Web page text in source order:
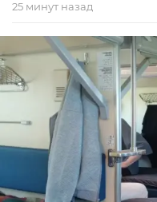
25 минут назад